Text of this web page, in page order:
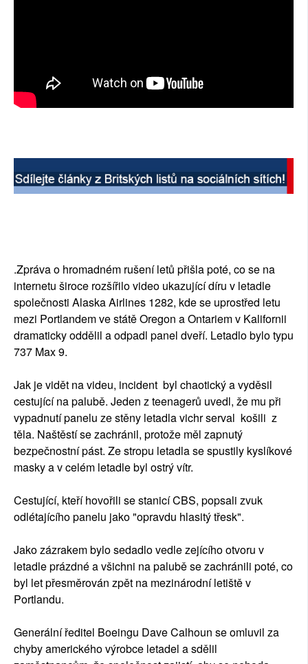
.Zpráva o hromadném rušení letů přišla poté, co se na
internetu široce rozšířilo video ukazující díru v letadle
společnosti Alaska Airlines 1282, kde se uprostřed letu
mezi Portlandem ve státě Oregon a Ontariem v Kalifornii
dramaticky oddělil a odpadl panel dveří. Letadlo bylo typu
737 Max 9.
Jak je vidět na videu, incident byl chaotický a vyděsil
cestující na palubě. Jeden z teenagerů uvedl, že mu při
vypadnutí panelu ze stěny letadla vichr serval košili z
těla. Naštěstí se zachránil, protože měl zapnutý
bezpečnostní pást. Ze stropu letadla se spustily kyslíkové
masky a v celém letadle byl ostrý vítr.
Cestující, kteří hovořili se stanicí CBS, popsali zvuk
odlétajícího panelu jako "opravdu hlasitý třesk".
Jako zázrakem bylo sedadlo vedle zejícího otvoru v
letadle prázdné a všichni na palubě se zachránili poté, co
byl let přesměrován zpět na mezinárodní letiště v
Portlandu.
Generální ředitel Boeingu Dave Calhoun se omluvil za
chyby amerického výrobce letadel a sdělil